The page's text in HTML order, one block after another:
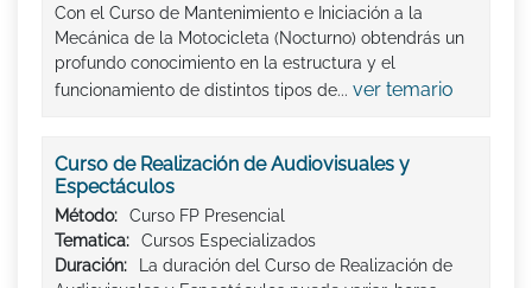
Con el Curso de Mantenimiento e Iniciación a la
Mecánica de la Motocicleta (Nocturno) obtendrás un
profundo conocimiento en la estructura y el
funcionamiento de distintos tipos de... ver temario
Curso de Realización de Audiovisuales y
Espectáculos
Método:
Curso FP Presencial
Tematica:
Cursos Especializados
Duración:
La duración del Curso de Realización de